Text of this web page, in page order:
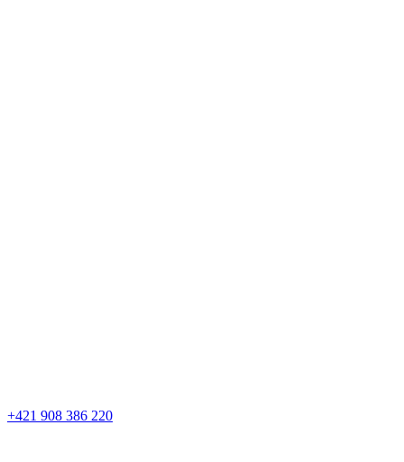
+421 908 386 220